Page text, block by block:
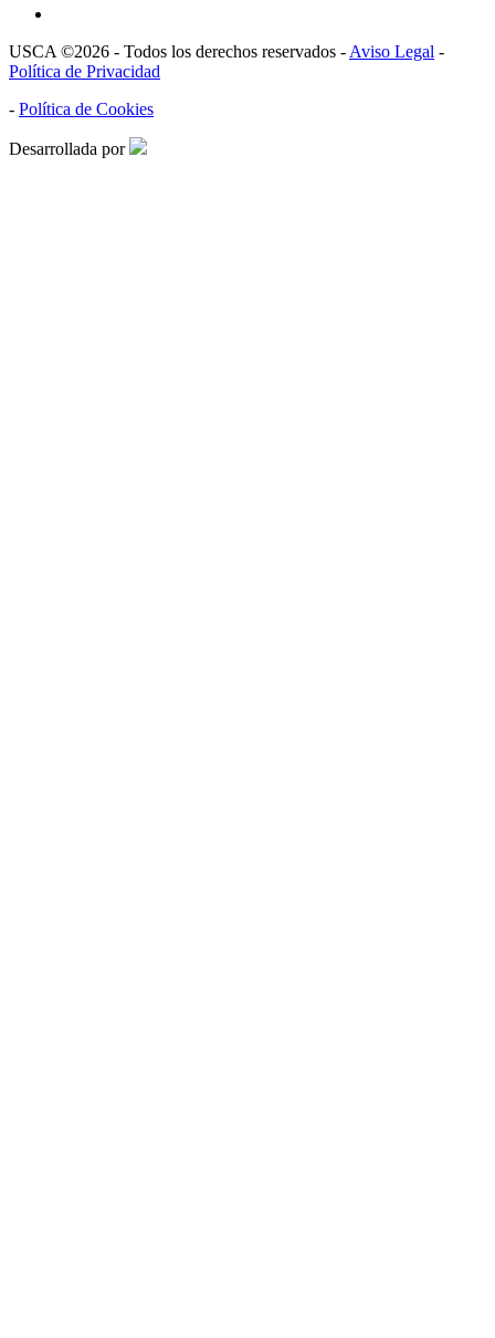
USCA ©2026 - Todos los derechos reservados - Aviso Legal -
Política de Privacidad
- Política de Cookies
Desarrollada por